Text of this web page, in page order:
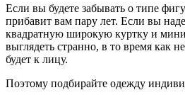
Если вы будете забывать о типе
прибавит вам пару лет. Если вы
квадратную широкую куртку и
выглядеть странно, в то время как
будет к лицу.
Поэтому подбирайте одежду